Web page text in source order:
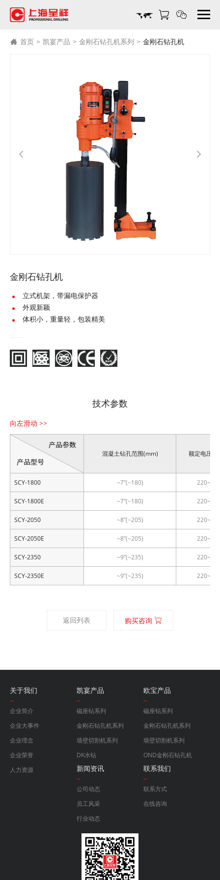
首页 > 凯宴产品 > 金刚石钻孔机系列 > 金刚石钻孔机
金刚石钻孔机
SCY-
1800
SCY-
SCY-
2050
2350
SCY-
2350E
立式机架，带漏电保护器
外观新颖
体积小，重量轻，包装精美
技术参数
混凝土钻孔范围(mm) 额定电压(v)
SCY-1800 ~7”(~180) 220~
SCY-1800E ~7”(~180) 220~
SCY-2050 ~8”(~205) 220~
SCY-2050E ~8”(~205) 220~
SCY-2350 ~9”(~235) 220~
SCY-2350E ~9”(~235) 220~
返回列表 购买咨询
关于我们
企业简介
企业大事件
企业理念
企业荣誉
人力资源
凯宴产品
磁座钻系列
金刚石钻孔机系列
墙壁切割机系列
DK水钻
欧宝产品
磁座钻系列
金刚石钻孔机系列
墙壁切割机系列
OND金刚石钻孔机
新闻资讯
公司动态
员工风采
行业动态
联系我们
联系方式
在线咨询